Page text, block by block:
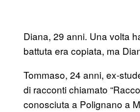
Diana, 29 anni. Una volta
battuta era copiata, ma
Tommaso, 24 anni, ex-
di racconti chiamato
conosciuta a Polignano a